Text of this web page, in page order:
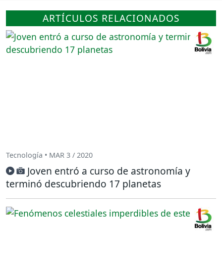
ARTÍCULOS RELACIONADOS
Tecnología • MAR 3 / 2020
Joven entró a curso de astronomía y
terminó descubriendo 17 planetas